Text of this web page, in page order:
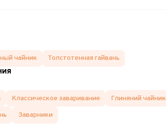
чайник Толстотенная гайвань
Классическое заваривание Глиняний чайник
Заварники